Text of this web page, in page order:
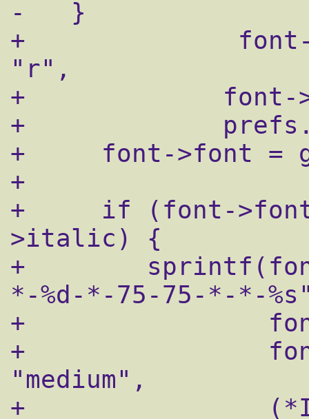
-   }
+              font-
"r",
+	      font->size,
+	      prefs.font_charset);
+     font->font =
+
+     if (font->font
>italic) {
+	 sprintf(fontname, "-*-%s-%s-%s-*-
*-%d-*-75-75-*-*-
+		 font->name,
+		 font->bold ? "bold" :
"medium",
+		 (*ItalicChar == 'o') ? "i"